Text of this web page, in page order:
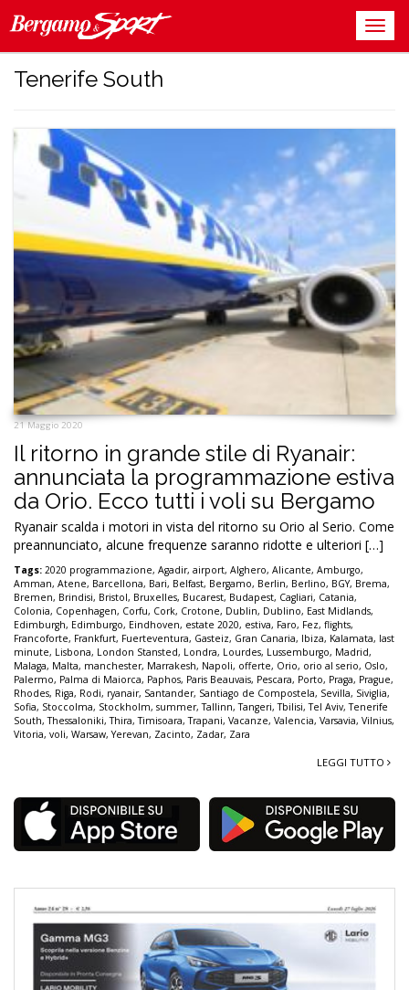
Tenerife South
21 Maggio 2020
Il ritorno in grande stile di Ryanair:
annunciata la programmazione estiva
da Orio. Ecco tutti i voli su Bergamo
Ryanair scalda i motori in vista del ritorno su Orio al Serio. Come
preannunciato, alcune frequenze saranno ridotte e ulteriori […]
Tags: 2020 programmazione, Agadir, airport, Alghero, Alicante, Amburgo,
Amman, Atene, Barcellona, Bari, Belfast, Bergamo, Berlin, Berlino, BGY, Brema,
Bremen, Brindisi, Bristol, Bruxelles, Bucarest, Budapest, Cagliari, Catania,
Colonia, Copenhagen, Corfu, Cork, Crotone, Dublin, Dublino, East Midlands,
Edimburgh, Edimburgo, Eindhoven, estate 2020, estiva, Faro, Fez, flights,
Francoforte, Frankfurt, Fuerteventura, Gasteiz, Gran Canaria, Ibiza, Kalamata, last
minute, Lisbona, London Stansted, Londra, Lourdes, Lussemburgo, Madrid,
Malaga, Malta, manchester, Marrakesh, Napoli, offerte, Orio, orio al serio, Oslo,
Palermo, Palma di Maiorca, Paphos, Paris Beauvais, Pescara, Porto, Praga, Prague,
Rhodes, Riga, Rodi, ryanair, Santander, Santiago de Compostela, Sevilla, Siviglia,
Sofia, Stoccolma, Stockholm, summer,Tallinn,Tangeri,Tbilisi,Tel Aviv,Tenerife
South,Thessaloniki,Thira,Timisoara,Trapani, Vacanze, Valencia, Varsavia, Vilnius,
Vitoria, voli, Warsaw,Yerevan, Zacinto, Zadar, Zara
LEGGI TUTTO